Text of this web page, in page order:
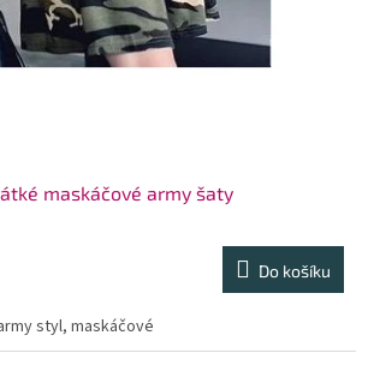
maskáčové army šaty
Do košíku
styl, maskáčové